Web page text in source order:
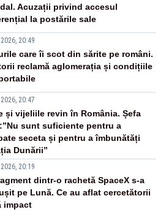
Acuzații privind accesul
la postările sale
20:49
care îi scot din sărite pe români.
reclamă aglomerația și condițiile
20:47
și vijeliile revin în România. Șefa
sunt suficiente pentru a
seceta și pentru a îmbunătăți
Dunării”
20:19
dintr-o rachetă SpaceX s-a
pe Lună. Ce au aflat cercetătorii
impact